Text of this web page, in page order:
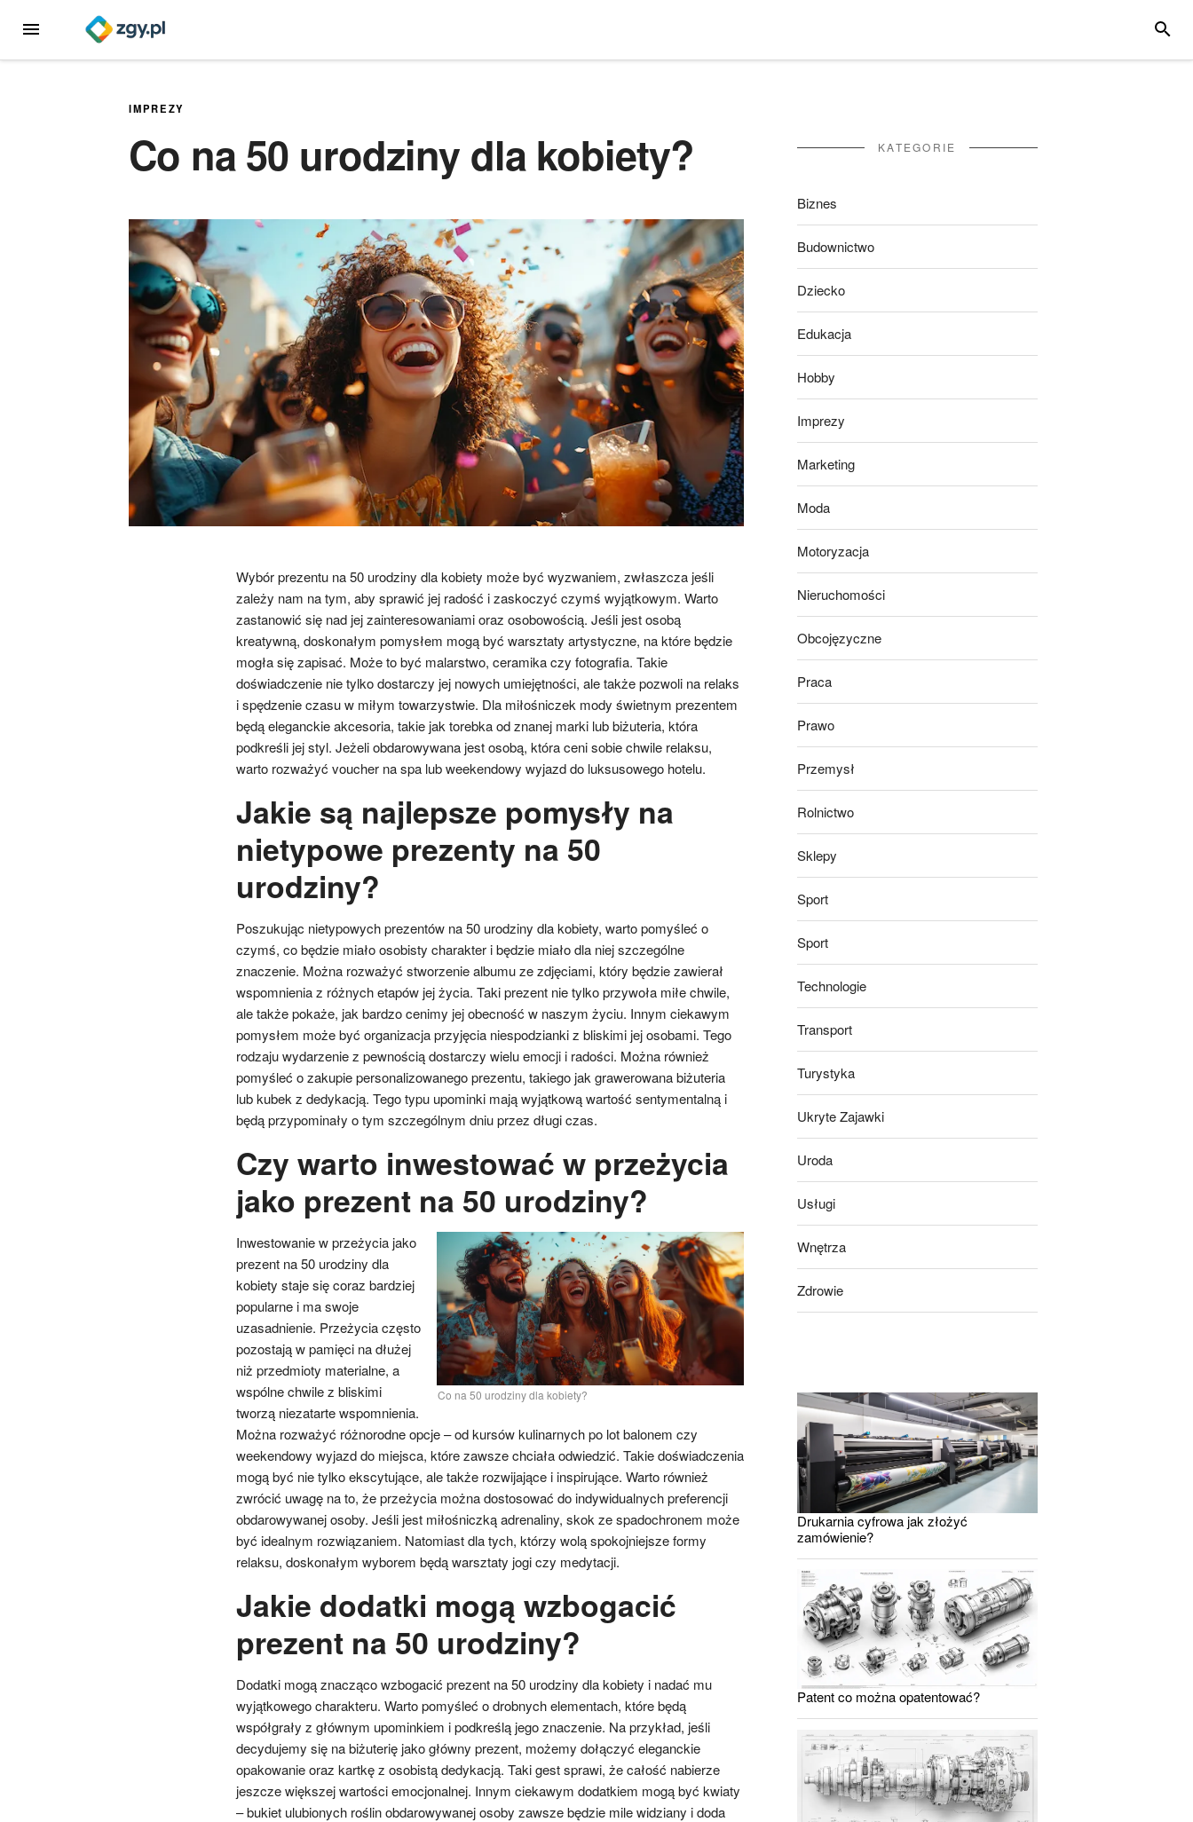
MENU
IMPREZY
Co na 50 urodziny dla kobiety?
Wybór prezentu na 50 urodziny dla kobiety może być wyzwaniem, zwłaszcza jeśli
zależy nam na tym, aby sprawić jej radość i zaskoczyć czymś wyjątkowym. Warto
zastanowić się nad jej zainteresowaniami oraz osobowością. Jeśli jest osobą
kreatywną, doskonałym pomysłem mogą być warsztaty artystyczne, na które będzie
mogła się zapisać. Może to być malarstwo, ceramika czy fotografia. Takie
doświadczenie nie tylko dostarczy jej nowych umiejętności, ale także pozwoli na relaks
i spędzenie czasu w miłym towarzystwie. Dla miłośniczek mody świetnym prezentem
będą eleganckie akcesoria, takie jak torebka od znanej marki lub biżuteria, która
podkreśli jej styl. Jeżeli obdarowywana jest osobą, która ceni sobie chwile relaksu,
warto rozważyć voucher na spa lub weekendowy wyjazd do luksusowego hotelu.
Jakie są najlepsze pomysły na
nietypowe prezenty na 50
urodziny?
Poszukując nietypowych prezentów na 50 urodziny dla kobiety, warto pomyśleć o
czymś, co będzie miało osobisty charakter i będzie miało dla niej szczególne
znaczenie. Można rozważyć stworzenie albumu ze zdjęciami, który będzie zawierał
wspomnienia z różnych etapów jej życia. Taki prezent nie tylko przywoła miłe chwile,
ale także pokaże, jak bardzo cenimy jej obecność w naszym życiu. Innym ciekawym
pomysłem może być organizacja przyjęcia niespodzianki z bliskimi jej osobami. Tego
rodzaju wydarzenie z pewnością dostarczy wielu emocji i radości. Można również
pomyśleć o zakupie personalizowanego prezentu, takiego jak grawerowana biżuteria
lub kubek z dedykacją. Tego typu upominki mają wyjątkową wartość sentymentalną i
będą przypominały o tym szczególnym dniu przez długi czas.
Czy warto inwestować w przeżycia
jako prezent na 50 urodziny?
Co na 50 urodziny dla kobiety?
Inwestowanie w przeżycia jako
prezent na 50 urodziny dla
kobiety staje się coraz bardziej
popularne i ma swoje
uzasadnienie. Przeżycia często
pozostają w pamięci na dłużej
niż przedmioty materialne, a
wspólne chwile z bliskimi
tworzą niezatarte wspomnienia.
Można rozważyć różnorodne opcje – od kursów kulinarnych po lot balonem czy
weekendowy wyjazd do miejsca, które zawsze chciała odwiedzić. Takie doświadczenia
mogą być nie tylko ekscytujące, ale także rozwijające i inspirujące. Warto również
zwrócić uwagę na to, że przeżycia można dostosować do indywidualnych preferencji
obdarowywanej osoby. Jeśli jest miłośniczką adrenaliny, skok ze spadochronem może
być idealnym rozwiązaniem. Natomiast dla tych, którzy wolą spokojniejsze formy
relaksu, doskonałym wyborem będą warsztaty jogi czy medytacji.
Jakie dodatki mogą wzbogacić
prezent na 50 urodziny?
Dodatki mogą znacząco wzbogacić prezent na 50 urodziny dla kobiety i nadać mu
wyjątkowego charakteru. Warto pomyśleć o drobnych elementach, które będą
współgrały z głównym upominkiem i podkreślą jego znaczenie. Na przykład, jeśli
decydujemy się na biżuterię jako główny prezent, możemy dołączyć eleganckie
opakowanie oraz kartkę z osobistą dedykacją. Taki gest sprawi, że całość nabierze
jeszcze większej wartości emocjonalnej. Innym ciekawym dodatkiem mogą być kwiaty
– bukiet ulubionych roślin obdarowywanej osoby zawsze będzie mile widziany i doda
KATEGORIE
Biznes
Budownictwo
Dziecko
Edukacja
Hobby
Imprezy
Marketing
Moda
Motoryzacja
Nieruchomości
Obcojęzyczne
Praca
Prawo
Przemysł
Rolnictwo
Sklepy
Sport
Sport
Technologie
Transport
Turystyka
Ukryte Zajawki
Uroda
Usługi
Wnętrza
Zdrowie
Drukarnia cyfrowa jak złożyć
zamówienie?
Patent co można opatentować?